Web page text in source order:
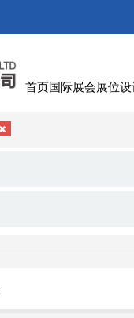
首页国际展会展位